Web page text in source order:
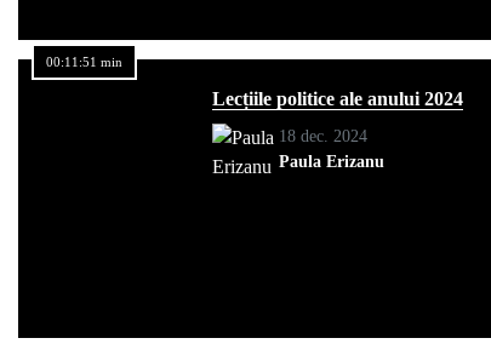
Lecțiile politice ale anului 2024
18 dec. 2024
Paula Erizanu
00:11:51 min